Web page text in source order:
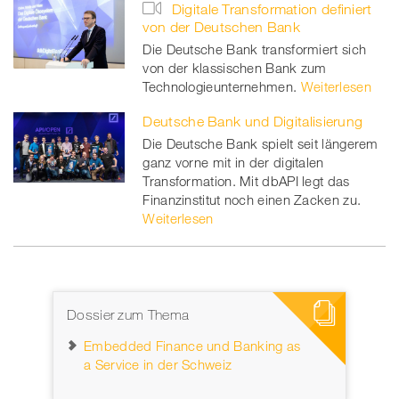
Digitale Transformation definiert
von der Deutschen Bank
Die Deutsche Bank transformiert sich
von der klassischen Bank zum
Technologieunternehmen. Weiterlesen
Deutsche Bank und Digitalisierung
Die Deutsche Bank spielt seit längerem
ganz vorne mit in der digitalen
Transformation. Mit dbAPI legt das
Finanzinstitut noch einen Zacken zu.
Weiterlesen
Dossier zum Thema
Embedded Finance und Banking as
a Service in der Schweiz